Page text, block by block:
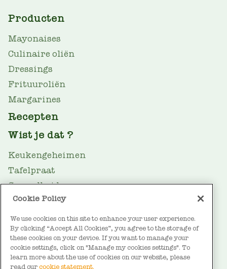
MAIN
NAV
Producten
Mayonaises
Culinaire oliën
Dressings
Frituuroliën
Margarines
Recepten
Wist je dat ?
Keukengeheimen
Tafelpraat
Gezondheid
Oliegids
Duurzaamheid
FOOTER
Over Vandemoortele
Contact
Cookie Policy
We use cookies on this site to enhance your user experience.
By clicking “Accept All Cookies”, you agree to the storage of
these cookies on your device. If you want to manage your
cookie settings, click on "Manage my cookies settings". To
learn more about the use of cookies on our website, please
read our cookie statement.